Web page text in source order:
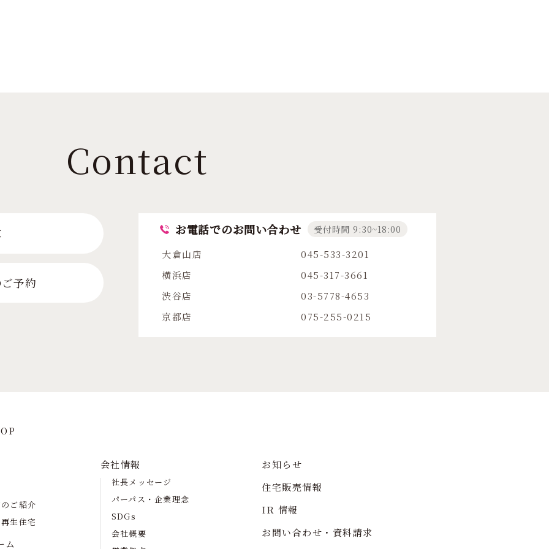
Contact
予約
お電話でのお問い合わせ 受付時間 9:30~18:00
大倉山店
045-533-3201
横浜店
045-317-3661
渋谷店
03-5778-4653
京都店
075-255-0215
ご紹介
生住宅
ム
会社情報
社長メッセージ
パーパス・企業理念
SDGs
会社概要
お知らせ
住宅販売情報
IR 情報
お問い合わせ・資料請求